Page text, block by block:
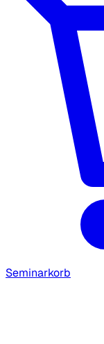
Seminarkorb